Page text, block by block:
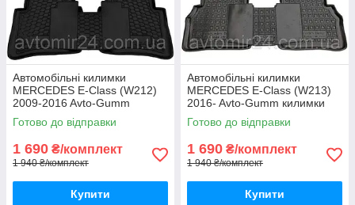
Автомобільні килимки
MERCEDES E-Class (W212)
2009-2016 Avto-Gumm
килимки для авто МЕРСЕДЕС
Е-Класс (В212) 2009-2016
Готово до відправки
1 690 ₴/комплект
1 940 ₴/комплект
Купити
Автомобільні килимки
MERCEDES E-Class (W213)
2016- Avto-Gumm килимки
для авто МЕРСЕДЕС Е-Класс
(В213) 2016- Автогум
Готово до відправки
1 690 ₴/комплект
1 940 ₴/комплект
Купити